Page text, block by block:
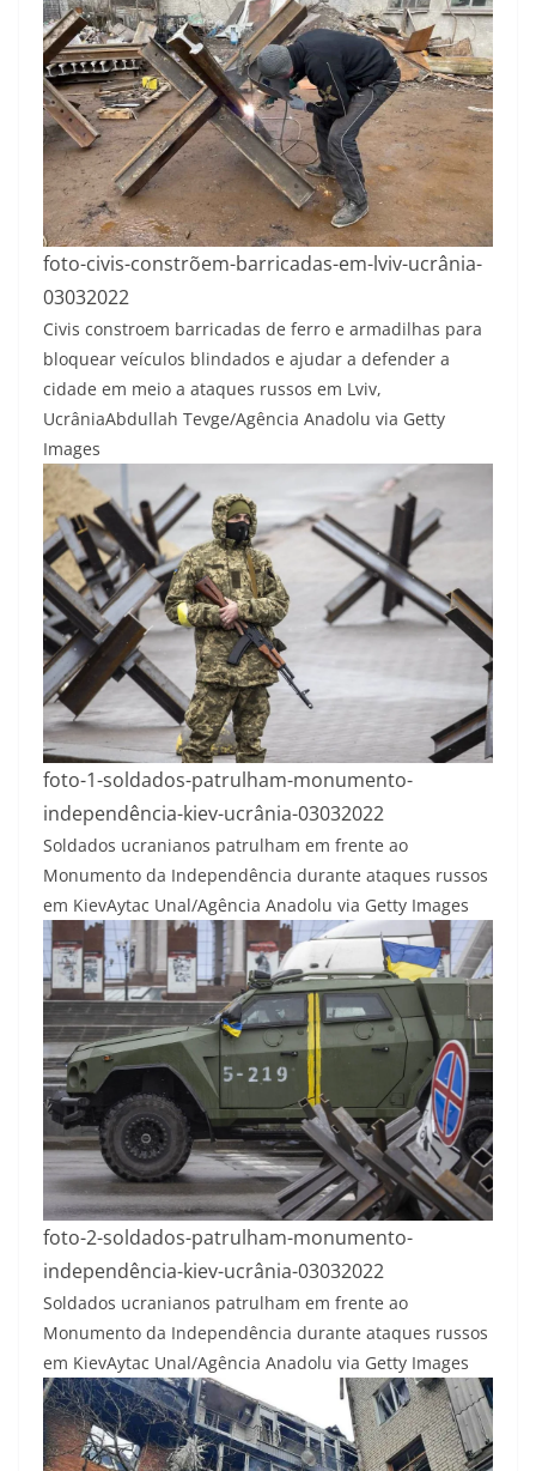
foto-civis-constrõem-barricadas-em-lviv-ucrânia-
03032022
Civis constroem barricadas de ferro e armadilhas para
bloquear veículos blindados e ajudar a defender a
cidade em meio a ataques russos em Lviv,
UcrâniaAbdullah Tevge/Agência Anadolu via Getty
Images
foto-1-soldados-patrulham-monumento-
independência-kiev-ucrânia-03032022
Soldados ucranianos patrulham em frente ao
Monumento da Independência durante ataques russos
em KievAytac Unal/Agência Anadolu via Getty Images
foto-2-soldados-patrulham-monumento-
independência-kiev-ucrânia-03032022
Soldados ucranianos patrulham em frente ao
Monumento da Independência durante ataques russos
em KievAytac Unal/Agência Anadolu via Getty Images